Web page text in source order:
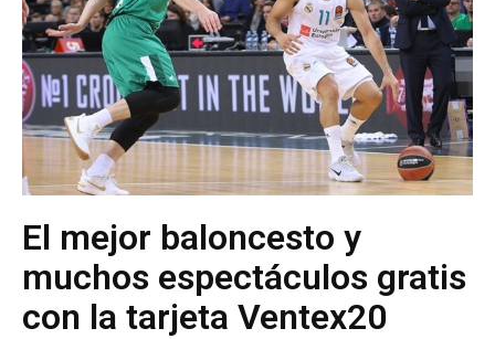
El mejor baloncesto y
muchos espectáculos gratis
con la tarjeta Ventex20